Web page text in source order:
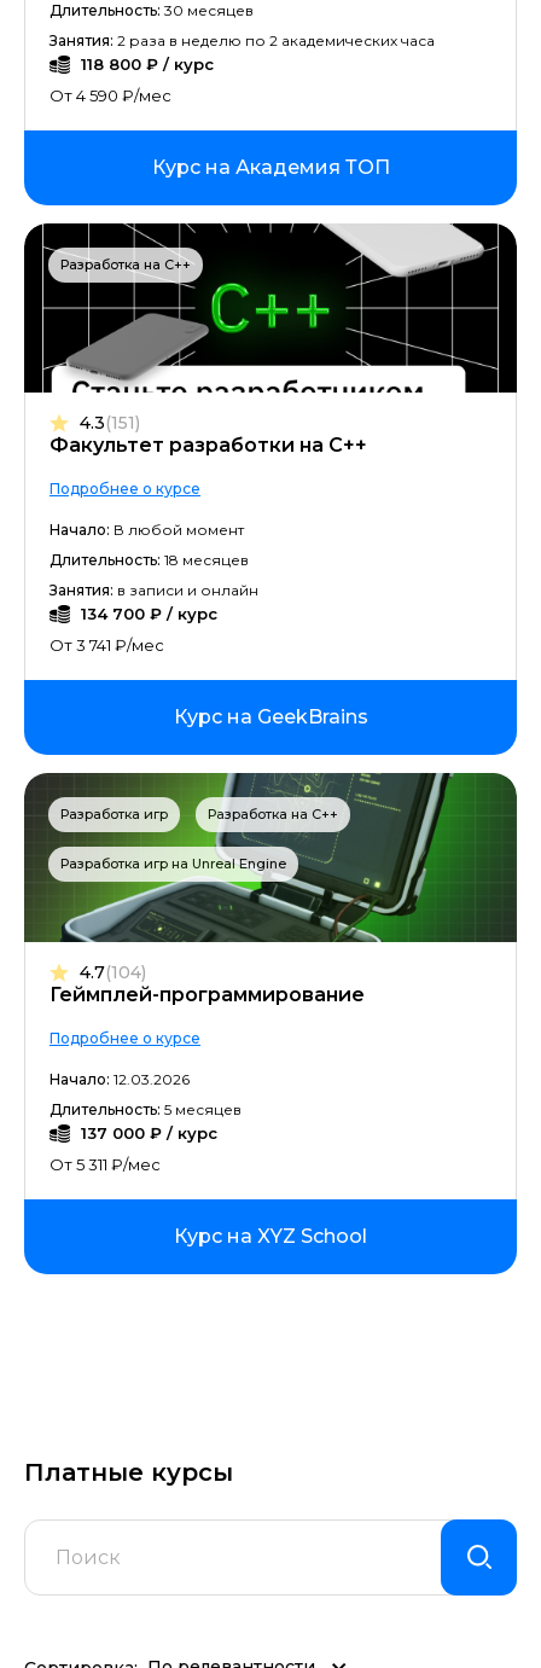
Длительность: 30 месяцев
Занятия: 2 раза в неделю по 2 академических часа
118 800 ₽ / курс
От 4 590 ₽/мес
Курс на Академия ТОП
Разработка на C++
Факультет разработки на С++
4.3(151)
Подробнее о курсе
Начало: В любой момент
Длительность: 18 месяцев
Занятия: в записи и онлайн
134 700 ₽ / курс
От 3 741 ₽/мес
Курс на GeekBrains
Разработка игр Разработка на C++
Разработка игр на Unreal Engine
Геймплей-программирование
4.7(104)
Подробнее о курсе
Начало: 12.03.2026
Длительность: 5 месяцев
137 000 ₽ / курс
От 5 311 ₽/мес
Курс на XYZ School
Платные курсы